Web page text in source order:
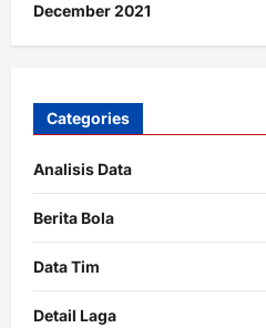
December 2021
Categories
Analisis Data
Berita Bola
Data Tim
Detail Laga